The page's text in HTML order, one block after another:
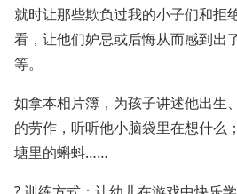
就时让那些欺负过我的小子们和拒
看，让他们妒忌或后悔从而感到出
等。
如拿本相片簿，为孩子讲述他出生
的劳作，听听他小脑袋里在想什么
塘里的蝌蚪……